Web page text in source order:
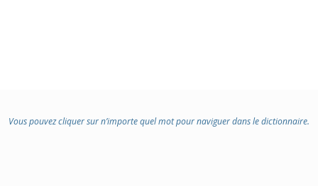
Vous pouvez cliquer sur n’importe quel mot pour naviguer dans le dictionnaire.